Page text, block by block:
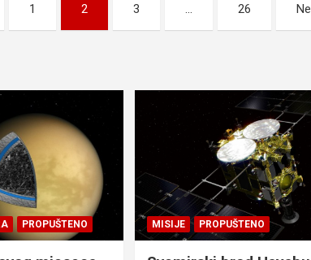
1 2 3 26
PROPUŠTENO MISIJE PROPUŠTENO